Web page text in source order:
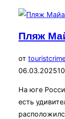
Пляж
от
06.03.2025
На юге
есть